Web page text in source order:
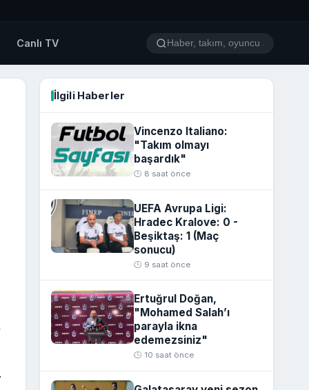
Canlı TV
İlgili Haberler
Vincenzo Italiano:
"Takım olmayı
başardık"
🕒 8 saat önce
UEFA Avrupa Ligi:
Hradec Kralove: 0 -
Beşiktaş: 1 (Maç
sonucu)
🕒 9 saat önce
Ertuğrul Doğan,
"Mohamed Salah’ı
parayla ikna
edemezsiniz"
🕒 10 saat önce